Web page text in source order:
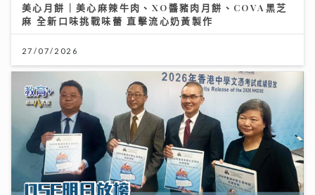
美心月餅｜美心麻辣牛肉、XO醬豬肉月餅、COVA黑芝
麻 全新口味挑戰味蕾 直擊流心奶黃製作
27/07/2026